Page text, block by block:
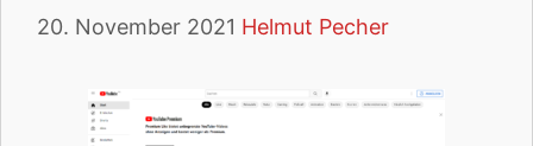
20. November 2021 Helmut Pecher